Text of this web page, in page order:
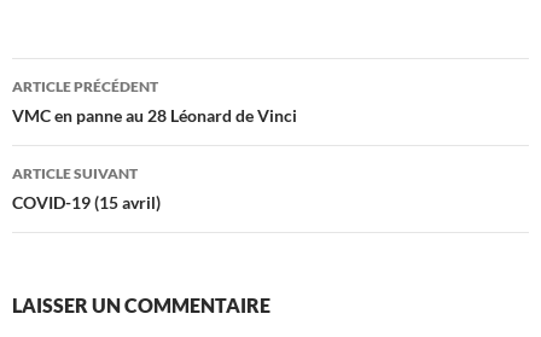
Navigation
des
articles
ARTICLE PRÉCÉDENT
VMC en panne au 28 Léonard de Vinci
ARTICLE SUIVANT
COVID-19 (15 avril)
LAISSER UN COMMENTAIRE